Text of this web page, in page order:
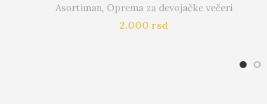
Asortiman, Oprema za devojačke večeri
2.000 rsd